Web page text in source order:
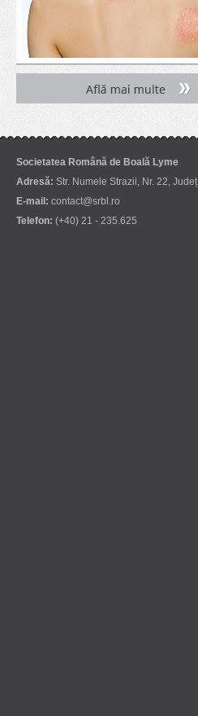
Societatea Română de Boală Lyme
Adresă: Str. Numele Strazii, Nr. 22, Județ
E-mail: contact@srbl.ro
Telefon: (+40) 21 - 235.625